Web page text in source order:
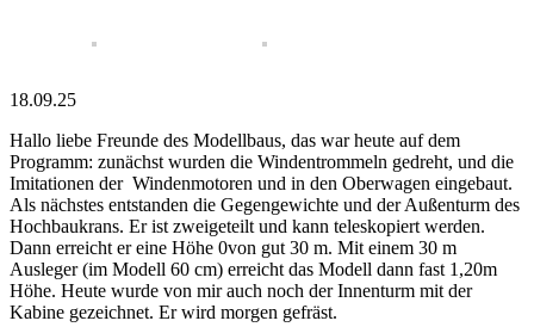
18.09.25
Hallo liebe Freunde des Modellbaus, das war heute auf dem
Programm: zunächst wurden die Windentrommeln gedreht, und die
Imitationen der Windenmotoren und in den Oberwagen eingebaut.
Als nächstes entstanden die Gegengewichte und der Außenturm des
Hochbaukrans. Er ist zweigeteilt und kann teleskopiert werden.
Dann erreicht er eine Höhe 0von gut 30 m. Mit einem 30 m
Ausleger (im Modell 60 cm) erreicht das Modell dann fast 1,20m
Höhe. Heute wurde von mir auch noch der Innenturm mit der
Kabine gezeichnet. Er wird morgen gefräst.